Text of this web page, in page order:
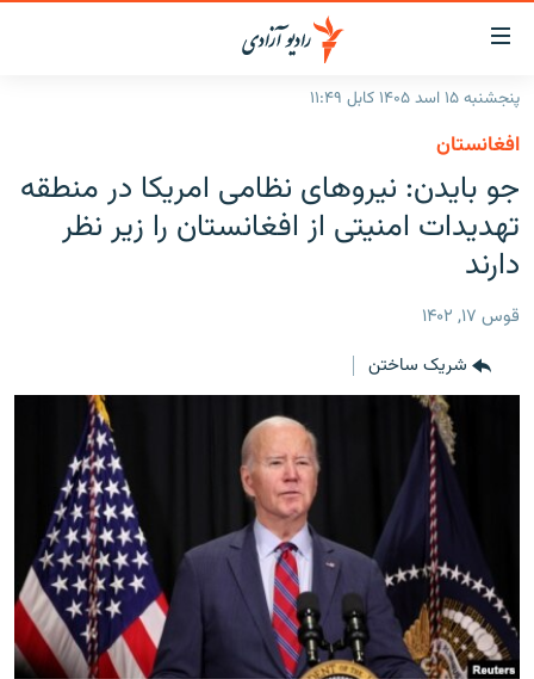
لینک‌های
قابل
دسترسی
به
متن
اصلی
بازگشت
اصلی
صفحه
گزارش‌ها
افغانستان
منطقه
خبرها
افغانستان
جدول نشرات
مجموعه تصویری
بحران مهاجرت
'کووید-۱۹'
صفحه پشتو
Azadi English
پنجشنبه ۱۵ اسد ۱۴۰۵ کابل ۱۱:۴۹
افغانستان
جو بایدن: نیروهای نظامی امریکا در منطقه
تهدیدات امنیتی از افغانستان را زیر نظر
دارند
قوس ۱۷, ۱۴۰۲
شریک ساختن